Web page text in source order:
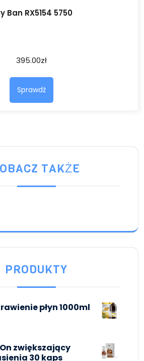
Ban RX5154 5750
395.00zł
Sprawdź
TAKŻE
PRODUKTY
płyn 1000ml
On zwiększający
30 kaps